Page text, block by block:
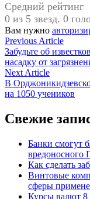
Средний рейтинг
0 из 5 звезд. 0
Вам нужно
Навигация
по
записям
Previous ArticlePrevious
article:
Забудьте об
насадку от
Next ArticleNext
article:
В
на 1050 учеников
Свежие
Банки смогут
вредоносного
Как сделать
Винтовые
сферы
Курсы валют 8